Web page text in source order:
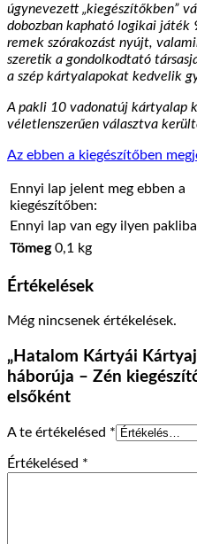
úgynevezett „kiegészítőkben”
dobozban kapható logikai
remek szórakozást nyújt,
szeretik a gondolkodtató
a szép kártyalapokat kedvelik
A pakli 10 vadonatúj kártyalap
véletlenszerűen választva
Az ebben a kiegészítőben
Ennyi lap jelent meg ebben a
kiegészítőben:
Ennyi lap van egy ilyen
Tömeg 0,1 kg
Értékelések
Még nincsenek értékelések.
„Hatalom Kártyái
háborúja – Zén
elsőként
A te értékelésed *
Értékelésed *